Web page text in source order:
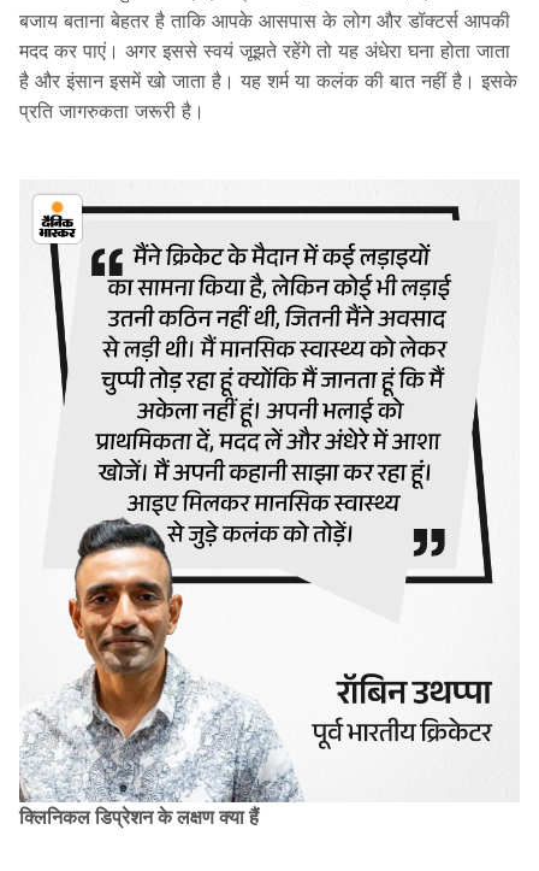
बजाय बताना बेहतर है ताकि आपके आसपास के लोग और डॉक्टर्स आपकी
मदद कर पाएं। अगर इससे स्वयं जूझते रहेंगे तो यह अंधेरा घना होता जाता
है और इंसान इसमें खो जाता है। यह शर्म या कलंक की बात नहीं है। इसके
प्रति जागरुकता जरूरी है।
क्लिनिकल डिप्रेशन के लक्षण क्या हैं